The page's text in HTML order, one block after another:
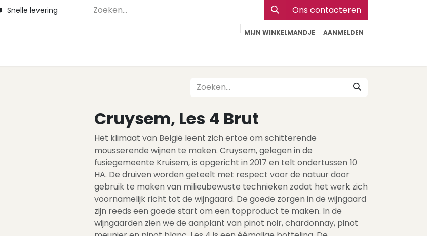
Snelle levering Ons contacteren
MIJN WINKELMANDJE AANMELDEN
Cruysem, Les 4 Brut
Het klimaat van België leent zich ertoe om schitterende
mousserende wijnen te maken. Cruysem, gelegen in de
fusiegemeente Kruisem, is opgericht in 2017 en telt ondertussen 10
HA. De druiven worden geteelt met respect voor de natuur door
gebruik te maken van milieubewuste technieken zodat het werk zich
voornamelijk richt tot de wijngaard. De goede zorgen in de wijngaard
zijn reeds een goede start om een topproduct te maken. In de
wijngaarden zien we de aanplant van pinot noir, chardonnay, pinot